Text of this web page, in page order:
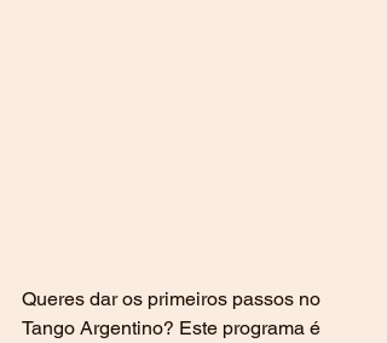
Queres dar os primeiros passos no
Tango Argentino? Este programa é